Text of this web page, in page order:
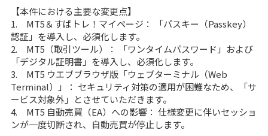
【本件における主要な変更点】
1. MT5＆すばトレ！マイページ： 「パスキー（Passkey）
認証」を導入し、必須化します。
2. MT5（取引ツール）： 「ワンタイムパスワード」および
「デジタル証明書」を導入し、必須化します。
3. MT5 ウエブブラウザ版「ウェブターミナル（Web
Terminal）」： セキュリティ対策の適用が困難なため、「サ
ービス対象外」とさせていただきます。
4. MT5 自動売買（EA）への影響： 仕様変更に伴いセッショ
ンが一度切断され、自動売買が停止します。